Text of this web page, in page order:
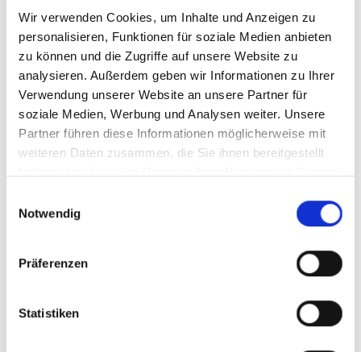
Wir verwenden Cookies, um Inhalte und Anzeigen zu
personalisieren, Funktionen für soziale Medien anbieten
zu können und die Zugriffe auf unsere Website zu
analysieren. Außerdem geben wir Informationen zu Ihrer
Verwendung unserer Website an unsere Partner für
soziale Medien, Werbung und Analysen weiter. Unsere
Partner führen diese Informationen möglicherweise mit
weiteren Daten zusammen, die Sie ihnen bereitgestellt
Notwendig
Präferenzen
Statistiken
Weitere interessante Links